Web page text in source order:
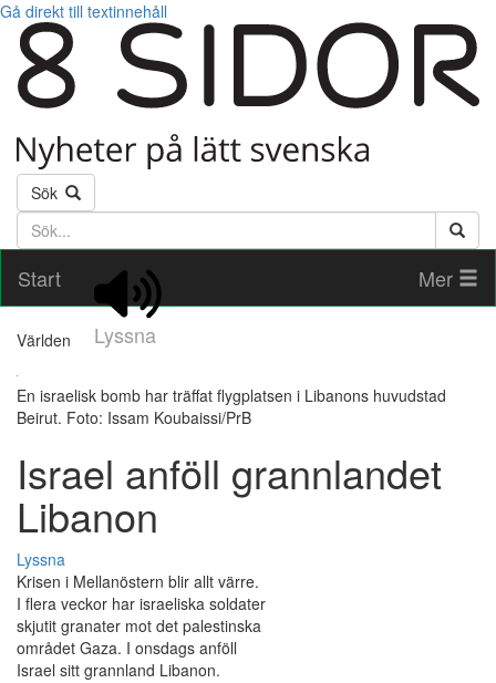
Gå direkt till textinnehåll
Sök
Söktext
Start
Lyssna
Mer
Världen
En israelisk bomb har träffat flygplatsen i Libanons huvudstad
Beirut. Foto: Issam Koubaissi/PrB
Israel anföll grannlandet
Libanon
Lyssna
Krisen i Mellanöstern blir allt värre.
I flera veckor har israeliska soldater
skjutit granater mot det palestinska
området Gaza. I onsdags anföll
Israel sitt grannland Libanon.